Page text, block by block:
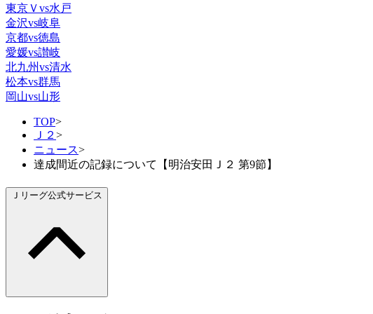
東京Ｖvs水戸
金沢vs岐阜
京都vs徳島
愛媛vs讃岐
北九州vs清水
松本vs群馬
岡山vs山形
TOP>
Ｊ２ >
ニュース>
達成間近の記録について【明治安田Ｊ２ 第9節】
Ｊリーグ公式サービス